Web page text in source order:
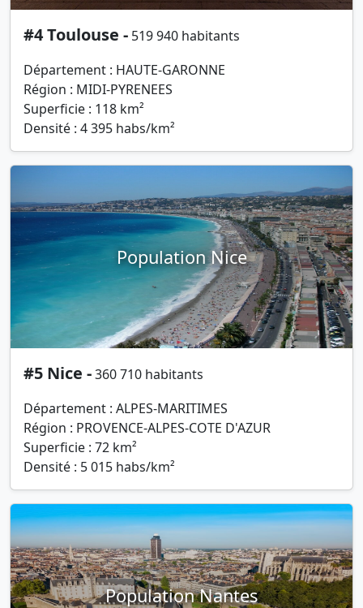
#4 Toulouse - 519 940 habitants
Département : HAUTE-GARONNE
Région : MIDI-PYRENEES
Superficie : 118 km²
Densité : 4 395 habs/km²
Population Nice
#5 Nice -360 710 habitants
Département : ALPES-MARITIMES
Région : PROVENCE-ALPES-COTE D'AZUR
Superficie : 72 km²
Densité : 5 015 habs/km²
Population Nantes